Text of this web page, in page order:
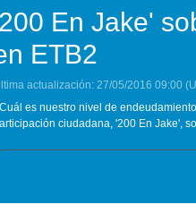
En Jake'
ETB2
actualización: 27/05/2016 09:00
es nuestro nivel de
ciudadana, '200 En Jake',